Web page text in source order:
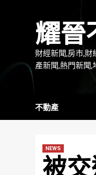
耀晉
財經新聞,房市,財
產新聞,熱門新聞,
不動產
NEWS
被